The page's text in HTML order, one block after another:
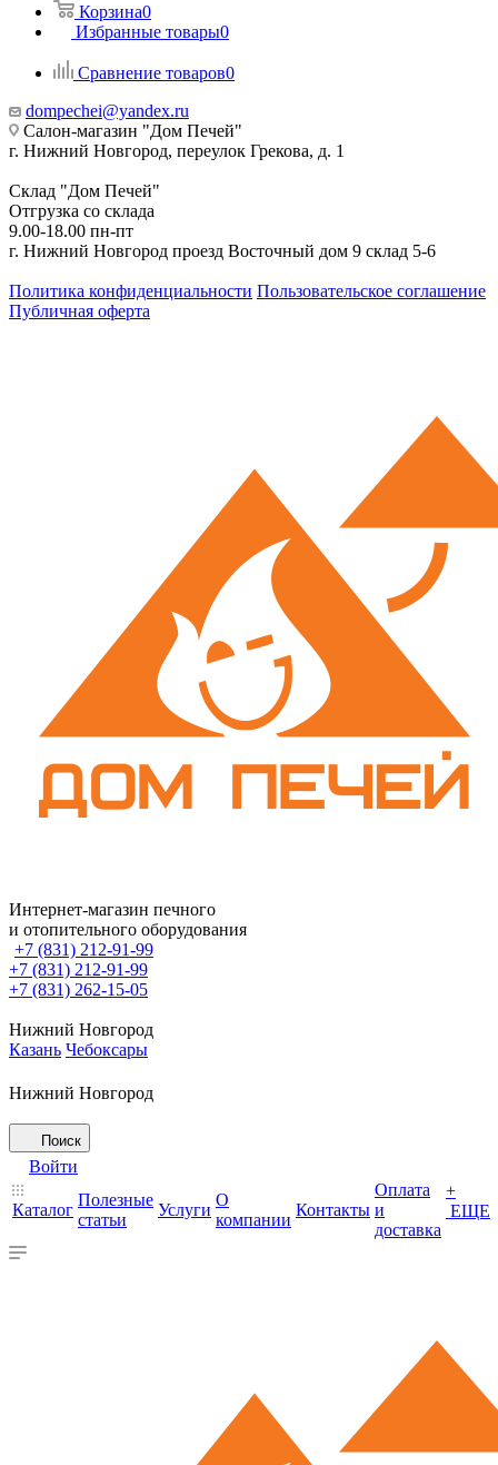
Корзина0
Избранные товары0
Сравнение товаров0
dompechei@yandex.ru
Салон-магазин "Дом Печей"
г. Нижний Новгород, переулок Грекова, д. 1
Склад "Дом Печей"
Отгрузка со склада
9.00-18.00 пн-пт
г. Нижний Новгород проезд Восточный дом 9 склад 5-6
Политика конфиденциальности Пользовательское соглашение
Публичная оферта
Интернет-магазин печного
и отопительного оборудования
+7 (831) 212-91-99
+7 (831) 212-91-99
+7 (831) 262-15-05
Нижний Новгород
Казань Чебоксары
Нижний Новгород
Поиск
Войти
Каталог
Полезные
статьи
Услуги
О
компании
Контакты
Оплата
и
доставка
+
ЕЩЕ